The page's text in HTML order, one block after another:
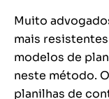
Muito
mais
modelos de
neste método.
planilhas de